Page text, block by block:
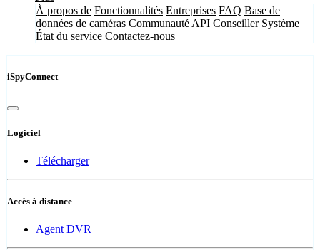
À propos de Fonctionnalités Entreprises FAQ Base de
données de caméras Communauté API Conseiller Système
État du service Contactez-nous
iSpyConnect
Logiciel
Télécharger
Accès à distance
Agent DVR